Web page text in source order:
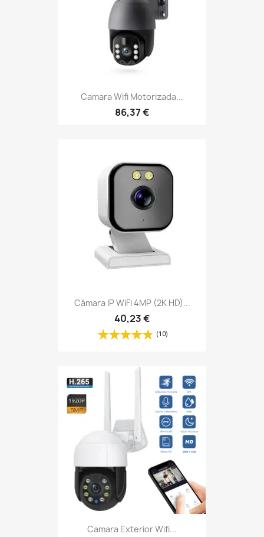
Camara Wifi Motorizada...
86,37 €
Cámara IP WiFi 4MP (2K HD)...
40,23 €
(10)
Camara Exterior Wifi...